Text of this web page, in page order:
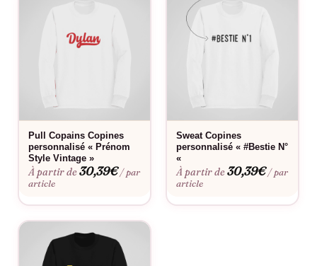
et copines. Ils sont par conséquent le cadeau parfait
pour marquer un anniversaire, célébrer un événement spécial
ou tout simplement pour faire plaisir à un ami cher.
weekend à la mer ou d’une soirée thématique. Il ajoutera une
dimension amusante et originale à votre événement, tout en
une option versatile, adaptée à tous les styles et à toutes les
personnalités.
Enfin, lorsque vous porterez ce sweat « Jamais sans mes
pochtrons », vous ne vous contenterez pas d’afficher une pièce
de mode : vous célébrerez la vie et l’amitié. Où que vous alliez,
ce sweat reliera chacun d’entre vous par un fil invisible de joie
et de souvenirs partagés – car les amis véritables savent que
les meilleurs moments sont ceux vécus ensemble.
Pull Copains Copines
personnalisé « Prénom
Style Vintage »
À partir de30,39€ / par
article
Sweat Copines
personnalisé « #Bestie N°
«
À partir de30,39€ / par
article